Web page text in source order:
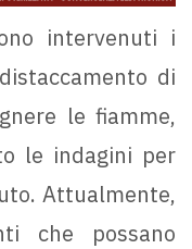
intervenuti i
di
le fiamme,
le indagini per
Attualmente,
che possano